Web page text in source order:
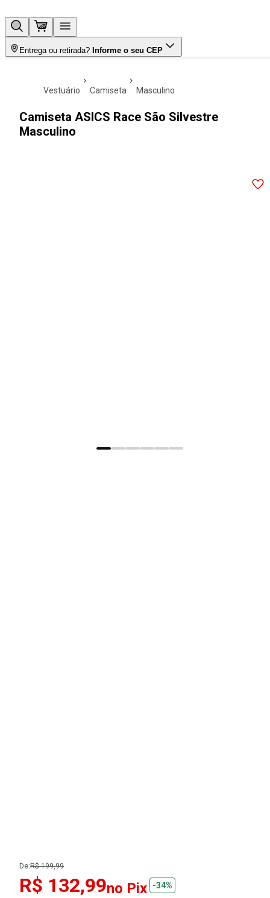
Entrega ou retirada? Informe o seu CEP
vestuário camiseta masculino
Camiseta ASICS Race São Silvestre
Masculino
De:R$ 199,99
R$ 132,99no Pix
-34%